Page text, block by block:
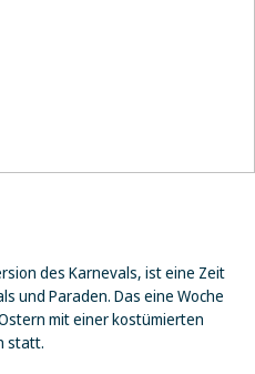
des Karnevals, ist eine Zeit
und Paraden. Das eine Woche
mit einer kostümierten
statt.